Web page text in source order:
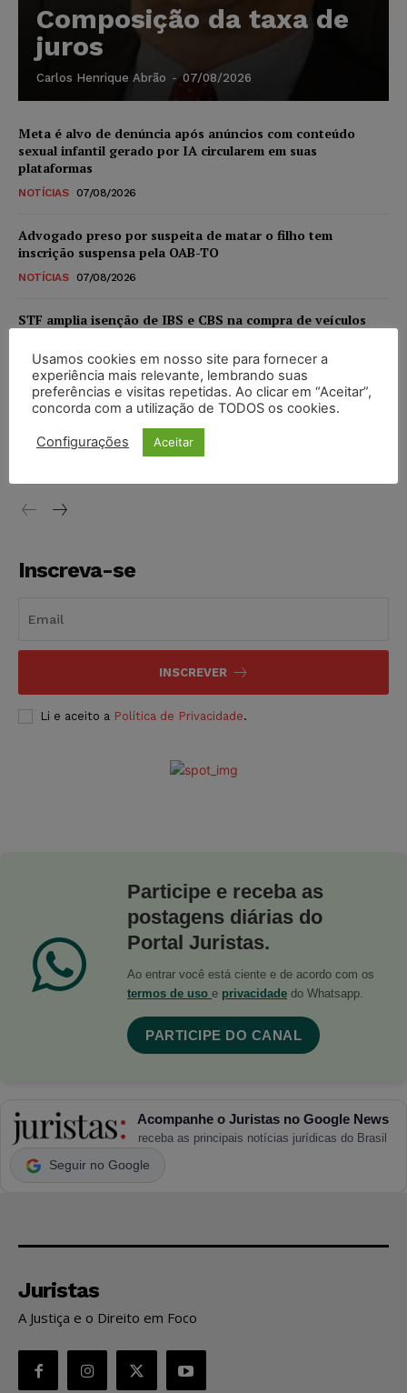
Composição da taxa de
juros
Carlos Henrique Abrão - 07/08/2026
Meta é alvo de denúncia após anúncios com conteúdo
sexual infantil gerado por IA circularem em suas
plataformas
NOTÍCIAS 07/08/2026
Advogado preso por suspeita de matar o filho tem
inscrição suspensa pela OAB-TO
NOTÍCIAS 07/08/2026
STF amplia isenção de IBS e CBS na compra de veículos
níveis
DIREITO TRIBUTÁRIO 07/08/2026
vendia canetas emagrecedoras no local de trabalho
Inscreva-se
INSCREVER
Li e aceito a Política de Privacidade.
Participe e receba as
postagens diárias do
Portal Juristas.
Ao entrar você está ciente e de acordo com os
termos de uso e privacidade do Whatsapp.
PARTICIPE DO CANAL
Acompanhe o Juristas no Google News
receba as principais notícias jurídicas do Brasil
Seguir no Google
Juristas
A Justiça e o Direito em Foco
Usamos cookies em nosso site para fornecer a
experiência mais relevante, lembrando suas
preferências e visitas repetidas. Ao clicar em “Aceitar”,
concorda com a utilização de TODOS os cookies.
Configurações Aceitar